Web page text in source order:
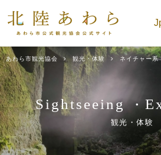
あわら市観光協会 観光・体験 ネイチャー系
Sightseeing・
観光・体験